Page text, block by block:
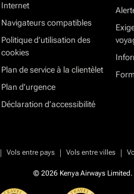
Internet
Navigateurs compatibles
Politique d’utilisation des
cookies
Plan de service à la clientèlet
Plan d'urgence
Déclaration d’accessibilité
| Vols entre pays | Vols entre villes |
© 2026 Kenya Airways